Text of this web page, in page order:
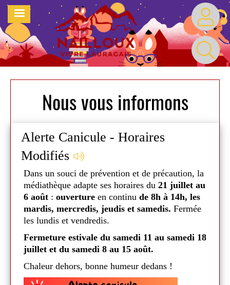
Aller
contenu
principal
MENU
Nous vous informons
Alerte Canicule - Horaires
Modifiés
Dans un souci de prévention et de précaution, la
médiathèque adapte ses horaires du 21 juillet au
6 août : ouverture en continu de 8h à 14h, les
mardis, mercredis, jeudis et samedis. Fermée
les lundis et vendredis.
Fermeture estivale du samedi 11 au samedi 18
juillet et du samedi 8 au 15 août.
Chaleur dehors, bonne humeur dedans !